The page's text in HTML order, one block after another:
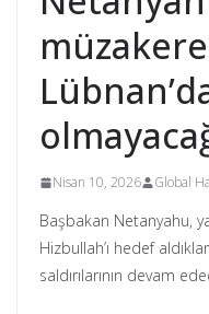
Nisan 10, 2026 Global
Başbakan Netanyahu,
Hizbullah’ı hedef
saldırılarının devam